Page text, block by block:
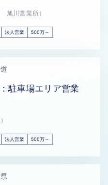
旭川営業所）
法人営業 500万～
駐車場エリア営業
法人営業 500万～